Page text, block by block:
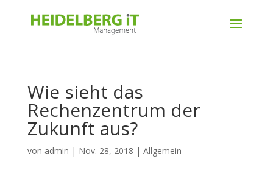
Wie sieht das
Rechenzentrum der
Zukunft aus?
von admin | Nov. 28, 2018 | Allgemein